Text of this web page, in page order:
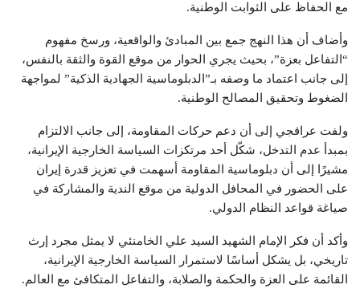
مع الحفاظ على الثوابت الوطنية.
وأضاف أن هذا النهج جمع بين المبادئ والواقعية، ورسخ مفهوم
“التفاعل بعزة”، بحيث يجري الحوار من موقع القوة والثقة بالنفس،
إلى جانب اعتماد ما وصفه بـ”الدبلوماسية الجهادية الذكية” لمواجهة
الضغوط وتحقيق المصالح الوطنية.
ولفت عراقجي إلى أن دعم حركات المقاومة، إلى جانب الالتزام
بمبدأ عدم التدخل، شكّل أحد مرتكزات السياسة الخارجية الإيرانية،
مشيرًا إلى أن دبلوماسية المقاومة أسهمت في تعزيز قدرة إيران
على الحضور في المحافل الدولية من موقع الندية والمشاركة في
صياغة قواعد النظام الدولي.
وأكد أن فكر الإمام الشهيد السيد علي الخامنئي لا يمثل مجرد إرث
تاريخي، بل يشكل أساسًا لاستمرار السياسة الخارجية الإيرانية،
القائمة على العزة والحكمة والصلابة، والتفاعل المتكافئ مع العالم.